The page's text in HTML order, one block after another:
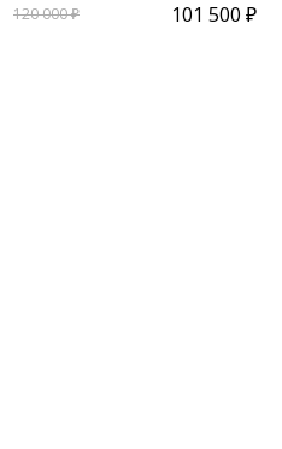
120 000 ₽
101 500 ₽